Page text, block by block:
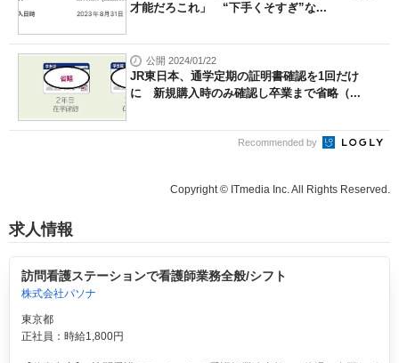
才能だろこれ」 “下手くそすぎ”な...
公開 2024/01/22
JR東日本、通学定期の証明書確認を1回だけ
に 新規購入時のみ確認し卒業まで省略（...
Recommended by
Copyright © ITmedia Inc. All Rights Reserved.
求人情報
訪問看護ステーションで看護師業務全般/シフト
株式会社パソナ
東京都
正社員：時給1,800円